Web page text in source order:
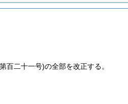
百二十一号)の全部を改正する。